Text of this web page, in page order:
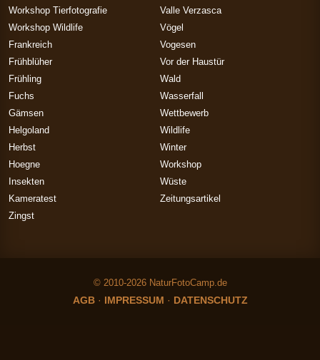
Workshop Tierfotografie
Workshop Wildlife
Frankreich
Frühblüher
Frühling
Fuchs
Gämsen
Helgoland
Herbst
Hoegne
Insekten
Kameratest
Valle Verzasca
Vögel
Vogesen
Vor der Haustür
Wald
Wasserfall
Wettbewerb
Wildlife
Winter
Workshop
Wüste
Zeitungsartikel
Zingst
© 2010-2026 NaturFotoCamp.de
AGB· IMPRESSUM · DATENSCHUTZ